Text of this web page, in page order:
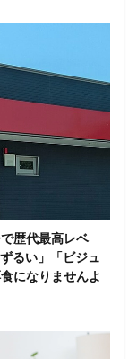
歴代最高レベ
るい」「ビジュ
になりませんよ